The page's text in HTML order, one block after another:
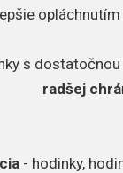
s
radšej
- hodinky,